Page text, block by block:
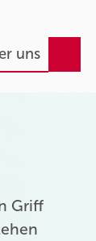
uns
Griff